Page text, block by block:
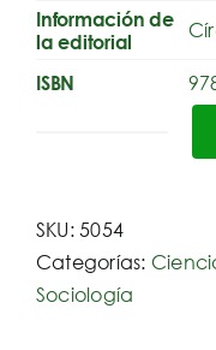
Información de
la editorial
ISBN
SKU:5054
Categorías:
Sociología